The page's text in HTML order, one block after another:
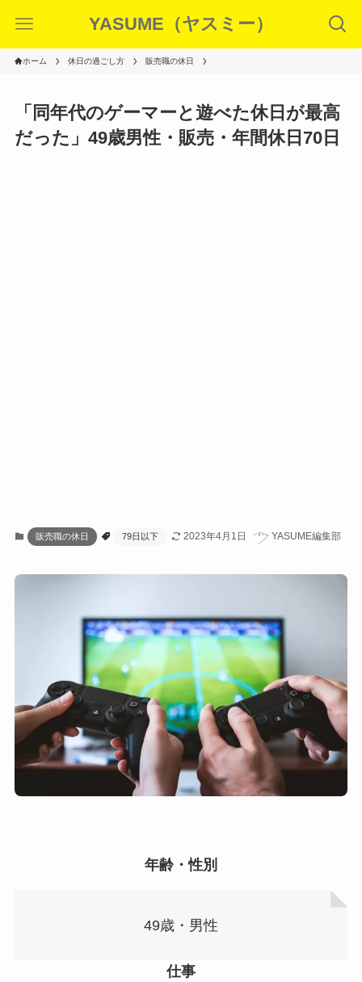
YASUME（ヤスミー）
ホーム 休日の過ごし方 販売職の休日
「同年代のゲーマーと遊べた休日が最高
だった」49歳男性・販売・年間休日70日
販売職の休日 79日以下 2023年4月1日 YASUME編集部
年齢・性別
49歳・男性
仕事